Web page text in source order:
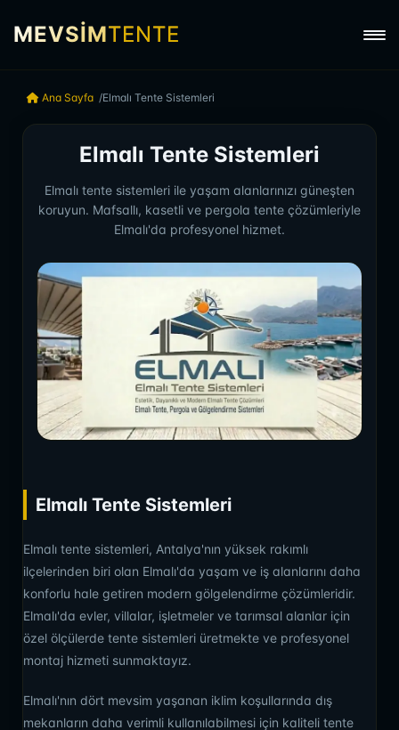
MEVSİMTENTE
Ana Sayfa Elmalı Tente Sistemleri
Elmalı Tente Sistemleri
Elmalı tente sistemleri ile yaşam alanlarınızı güneşten
koruyun. Mafsallı, kasetli ve pergola tente çözümleriyle
Elmalı'da profesyonel hizmet.
Elmalı Tente Sistemleri
Elmalı tente sistemleri, Antalya'nın yüksek rakımlı
ilçelerinden biri olan Elmalı'da yaşam ve iş alanlarını daha
konforlu hale getiren modern gölgelendirme çözümleridir.
Elmalı'da evler, villalar, işletmeler ve tarımsal alanlar için
özel ölçülerde tente sistemleri üretmekte ve profesyonel
montaj hizmeti sunmaktayız.
Elmalı'nın dört mevsim yaşanan iklim koşullarında dış
mekanların daha verimli kullanılabilmesi için kaliteli tente